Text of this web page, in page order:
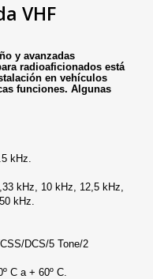
VHF
y avanzadas
radioaficionados está
en vehículos
funciones. Algunas
kHz.
kHz, 10 kHz, 12,5 kHz,
kHz.
DCS/5 Tone/2
C a + 60º C.